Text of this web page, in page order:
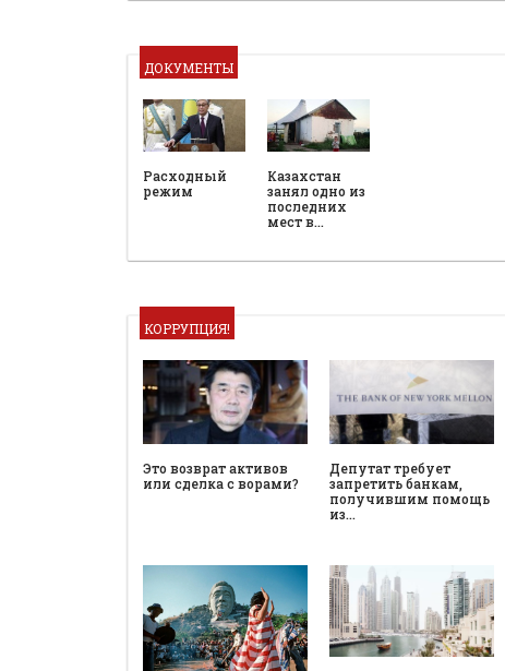
ДОКУМЕНТЫ
Расходный
режим
Казахстан
занял одно из
последних
мест в…
КОРРУПЦИЯ!
Это возврат активов
или сделка с ворами?
Депутат требует
запретить банкам,
получившим помощь
из…